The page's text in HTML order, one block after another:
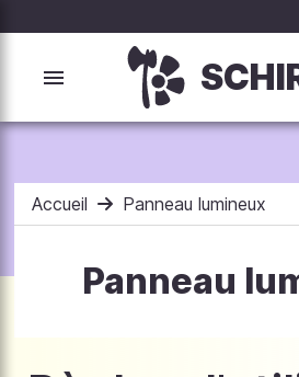
Accueil Panneau lumineux
Panneau